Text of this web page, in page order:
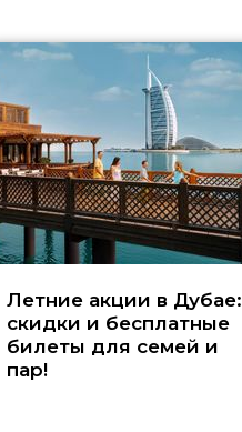
Летние акции в Дубае:
скидки и бесплатные
билеты для семей и
пар!